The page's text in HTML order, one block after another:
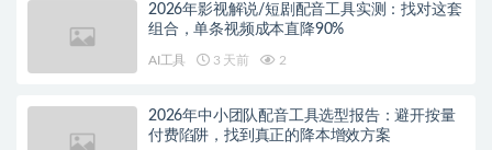
2026年影视解说/短剧配音工具实测：找对这套
组合，单条视频成本直降90%
AI工具 3 天前 2
2026年中小团队配音工具选型报告：避开按量
付费陷阱，找到真正的降本增效方案